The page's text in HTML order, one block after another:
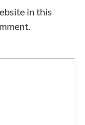
in this